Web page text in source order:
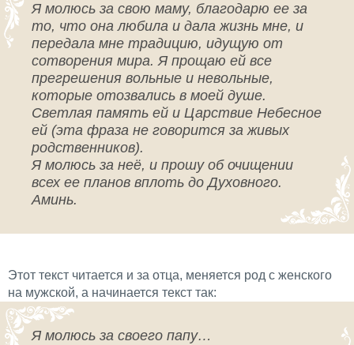
Я молюсь за свою маму, благодарю ее за
то, что она любила и дала жизнь мне, и
передала мне традицию, идущую от
сотворения мира. Я прощаю ей все
прегрешения вольные и невольные,
которые отозвались в моей душе.
Светлая память ей и Царствие Небесное
ей (эта фраза не говорится за живых
родственников).
Я молюсь за неё, и прошу об очищении
всех ее планов вплоть до Духовного.
Аминь.
Этот текст читается и за отца, меняется род с женского
на мужской, а начинается текст так:
Я молюсь за своего папу…